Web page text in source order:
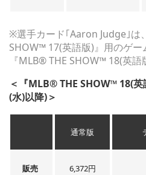
※選手カード｢Aaron Judge｣は
SHOW™ 17(英語版)』用のゲー
『MLB® THE SHOW™ 18(英語
＜『MLB® THE SHOW™ 18(
(水)以降)＞
通常版
販売
6,372円